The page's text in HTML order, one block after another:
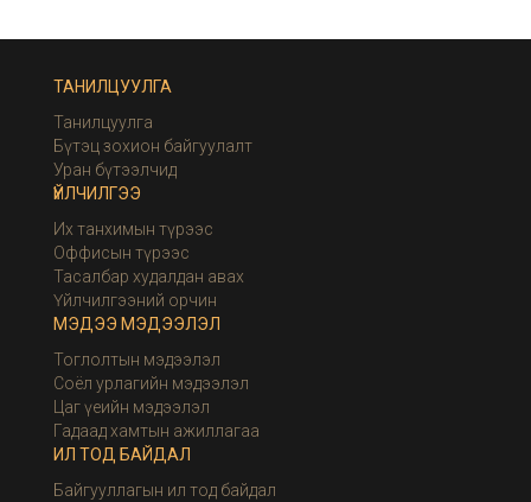
ТАНИЛЦУУЛГА
Танилцуулга
Бүтэц зохион байгуулалт
Уран бүтээлчид
ҮЙЛЧИЛГЭЭ
Их танхимын түрээс
Оффисын түрээс
Тасалбар худалдан авах
Үйлчилгээний орчин
МЭДЭЭ МЭДЭЭЛЭЛ
Тоглолтын мэдээлэл
Соёл урлагийн мэдээлэл
Цаг үеийн мэдээлэл
Гадаад хамтын ажиллагаа
ИЛ ТОД БАЙДАЛ
Байгууллагын ил тод байдал